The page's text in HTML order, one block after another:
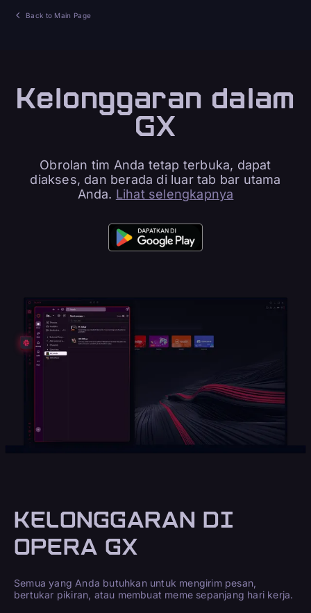
Back to Main Page
Kelonggaran dalam
GX
Obrolan tim Anda tetap terbuka, dapat
diakses, dan berada di luar tab bar utama
Anda. Lihat selengkapnya
KELONGGARAN DI
OPERA GX
Semua yang Anda butuhkan untuk mengirim pesan,
bertukar pikiran, atau membuat meme sepanjang hari kerja.